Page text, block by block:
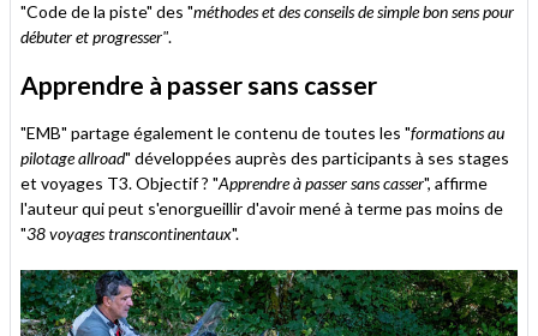
"Code de la piste" des "méthodes et des conseils de simple bon sens pour
débuter et progresser".
Apprendre à passer sans casser
"EMB" partage également le contenu de toutes les "formations au
pilotage allroad" développées auprès des participants à ses stages
et voyages T3. Objectif ? "Apprendre à passer sans casser", affirme
l'auteur qui peut s'enorgueillir d'avoir mené à terme pas moins de
"38 voyages transcontinentaux".